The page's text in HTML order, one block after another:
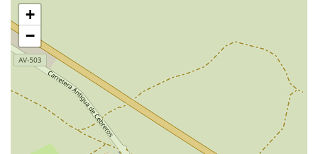
mapa
+
−